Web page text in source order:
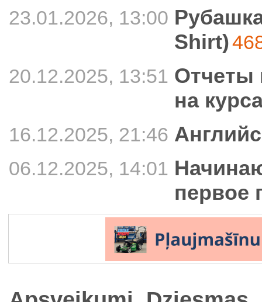
23.01.2026, 13:00
Shirt)
20.12.2025, 13:51 Отчеты
на
16.12.2025, 21:46
06.12.2025, 14:01
первое